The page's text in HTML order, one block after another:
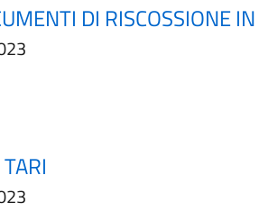
DI RISCOSSIONE